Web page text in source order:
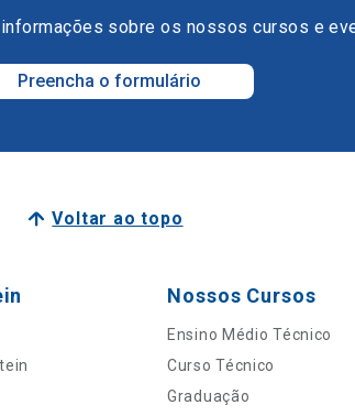
sobre os nossos cursos e
Preencha o formulário
Voltar ao topo
Nossos Cursos
Ensino Médio Técnico
Curso Técnico
Graduação